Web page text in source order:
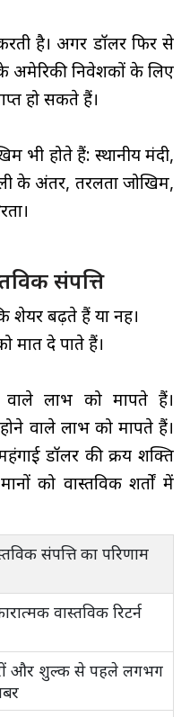
है। अगर डॉलर फिर से
अमेरिकी निवेशकों के लिए
हो सकते हैं।
भी होते हैं: स्थानीय मंदी,
के अंतर, तरलता जोखिम,
संपत्ति
शेयर बढ़ते हैं या नहीं।
मात दे पाते हैं।
वाले लाभ को मापते हैं।
वाले लाभ को मापते हैं।
डॉलर की क्रय शक्ति
को वास्तविक शर्तों में
संपत्ति का परिणाम
वास्तविक रिटर्न
और शुल्क से पहले लगभग